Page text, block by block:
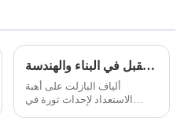
ألياف البازلت: مادة مبتكرة تقود المستقبل في البناء والهندسة
ألياف البازلت على أهبة
الاستعداد لإحداث ثورة في